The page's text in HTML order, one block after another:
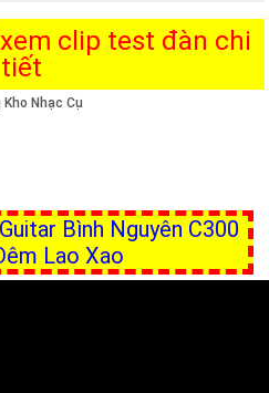
clip test đàn chi
tiết
Bình Nguyên C300
Lao Xao